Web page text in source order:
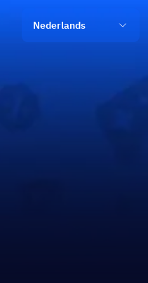
Nederlands